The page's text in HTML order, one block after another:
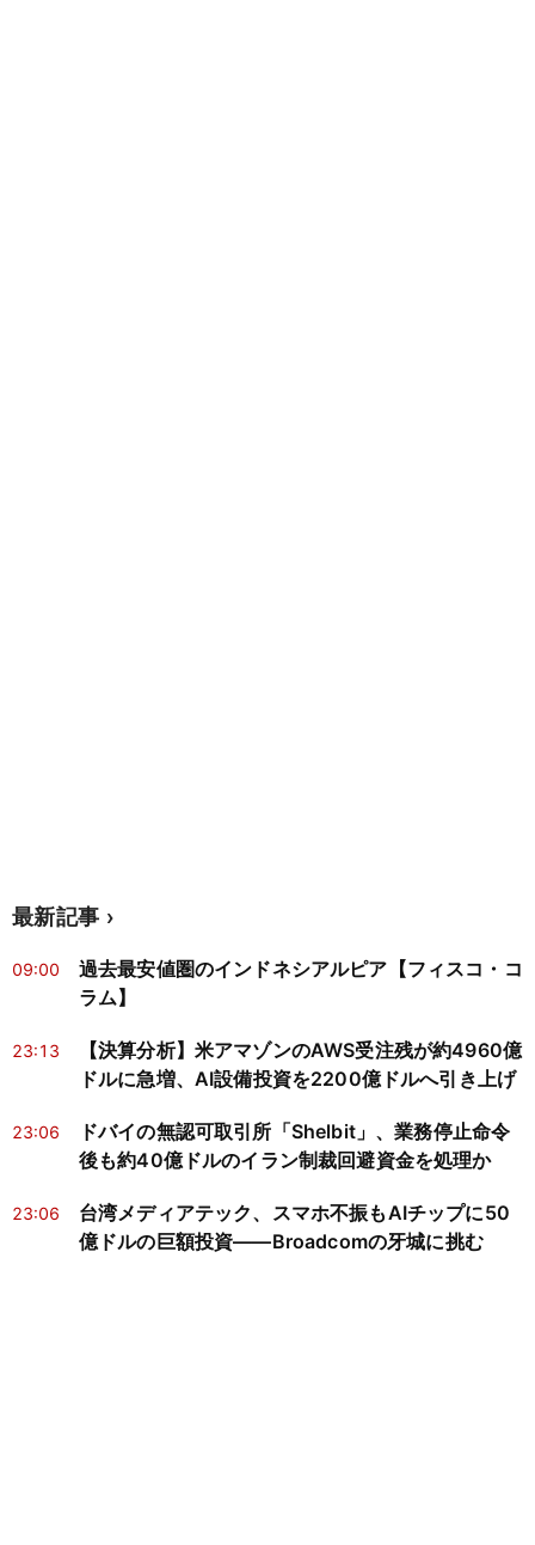
最新記事
09:00
過去最安値圏のインドネシアルピア【フィスコ・コ
ラム】
23:13
【決算分析】米アマゾンのAWS受注残が約4960億
ドルに急増、AI設備投資を2200億ドルへ引き上げ
23:06
ドバイの無認可取引所「Shelbit」、業務停止命令
後も約40億ドルのイラン制裁回避資金を処理か
23:06
台湾メディアテック、スマホ不振もAIチップに50
億ドルの巨額投資——Broadcomの牙城に挑む